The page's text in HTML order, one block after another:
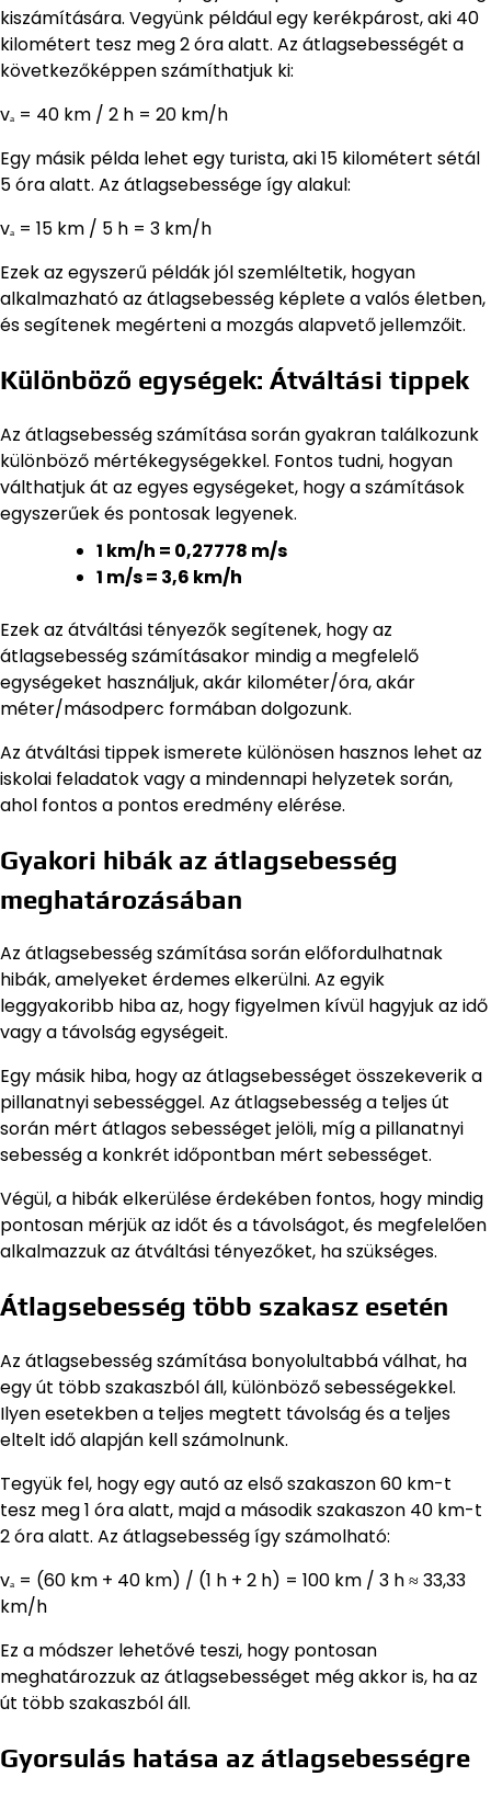
kiszámítására. Vegyünk például egy kerékpárost, aki 40
kilométert tesz meg 2 óra alatt. Az átlagsebességét a
következőképpen számíthatjuk ki:
vₐ = 40 km / 2 h = 20 km/h
Egy másik példa lehet egy turista, aki 15 kilométert sétál
5 óra alatt. Az átlagsebessége így alakul:
vₐ = 15 km / 5 h = 3 km/h
Ezek az egyszerű példák jól szemléltetik, hogyan
alkalmazható az átlagsebesség képlete a valós életben,
és segítenek megérteni a mozgás alapvető jellemzőit.
Különböző egységek: Átváltási tippek
Az átlagsebesség számítása során gyakran találkozunk
különböző mértékegységekkel. Fontos tudni, hogyan
válthatjuk át az egyes egységeket, hogy a számítások
egyszerűek és pontosak legyenek.
1 km/h = 0,27778 m/s
1 m/s = 3,6 km/h
Ezek az átváltási tényezők segítenek, hogy az
átlagsebesség számításakor mindig a megfelelő
egységeket használjuk, akár kilométer/óra, akár
méter/másodperc formában dolgozunk.
Az átváltási tippek ismerete különösen hasznos lehet az
iskolai feladatok vagy a mindennapi helyzetek során,
ahol fontos a pontos eredmény elérése.
Gyakori hibák az átlagsebesség
meghatározásában
Az átlagsebesség számítása során előfordulhatnak
hibák, amelyeket érdemes elkerülni. Az egyik
leggyakoribb hiba az, hogy figyelmen kívül hagyjuk az idő
vagy a távolság egységeit.
Egy másik hiba, hogy az átlagsebességet összekeverik a
pillanatnyi sebességgel. Az átlagsebesség a teljes út
során mért átlagos sebességet jelöli, míg a pillanatnyi
sebesség a konkrét időpontban mért sebességet.
Végül, a hibák elkerülése érdekében fontos, hogy mindig
pontosan mérjük az időt és a távolságot, és megfelelően
alkalmazzuk az átváltási tényezőket, ha szükséges.
Átlagsebesség több szakasz esetén
Az átlagsebesség számítása bonyolultabbá válhat, ha
egy út több szakaszból áll, különböző sebességekkel.
Ilyen esetekben a teljes megtett távolság és a teljes
eltelt idő alapján kell számolnunk.
Tegyük fel, hogy egy autó az első szakaszon 60 km-t
tesz meg 1 óra alatt, majd a második szakaszon 40 km-t
2 óra alatt. Az átlagsebesség így számolható:
vₐ = (60 km + 40 km) / (1 h + 2 h) = 100 km / 3 h ≈ 33,33
km/h
Ez a módszer lehetővé teszi, hogy pontosan
meghatározzuk az átlagsebességet még akkor is, ha az
út több szakaszból áll.
Gyorsulás hatása az átlagsebességre